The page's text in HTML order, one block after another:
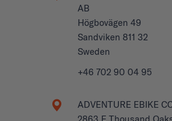
AB
Högbovägen 49
Sandviken 811 32
Sweden
+46 702 90 04 95
ADVENTURE EBIKE